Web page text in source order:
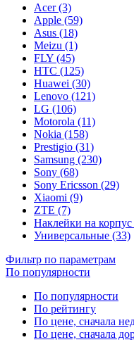
Acer (3)
Apple (59)
Asus (18)
Meizu (1)
FLY (45)
HTC (125)
Huawei (30)
Lenovo (121)
LG (106)
Motorola (11)
Nokia (158)
Prestigio (31)
Samsung (230)
Sony (68)
Sony Ericsson (29)
Xiaomi (9)
ZTE (7)
Наклейки на корпус
Универсальные (33)
Фильтр по параметрам
По популярности
По популярности
По рейтингу
По цене, сначала
По цене, сначала